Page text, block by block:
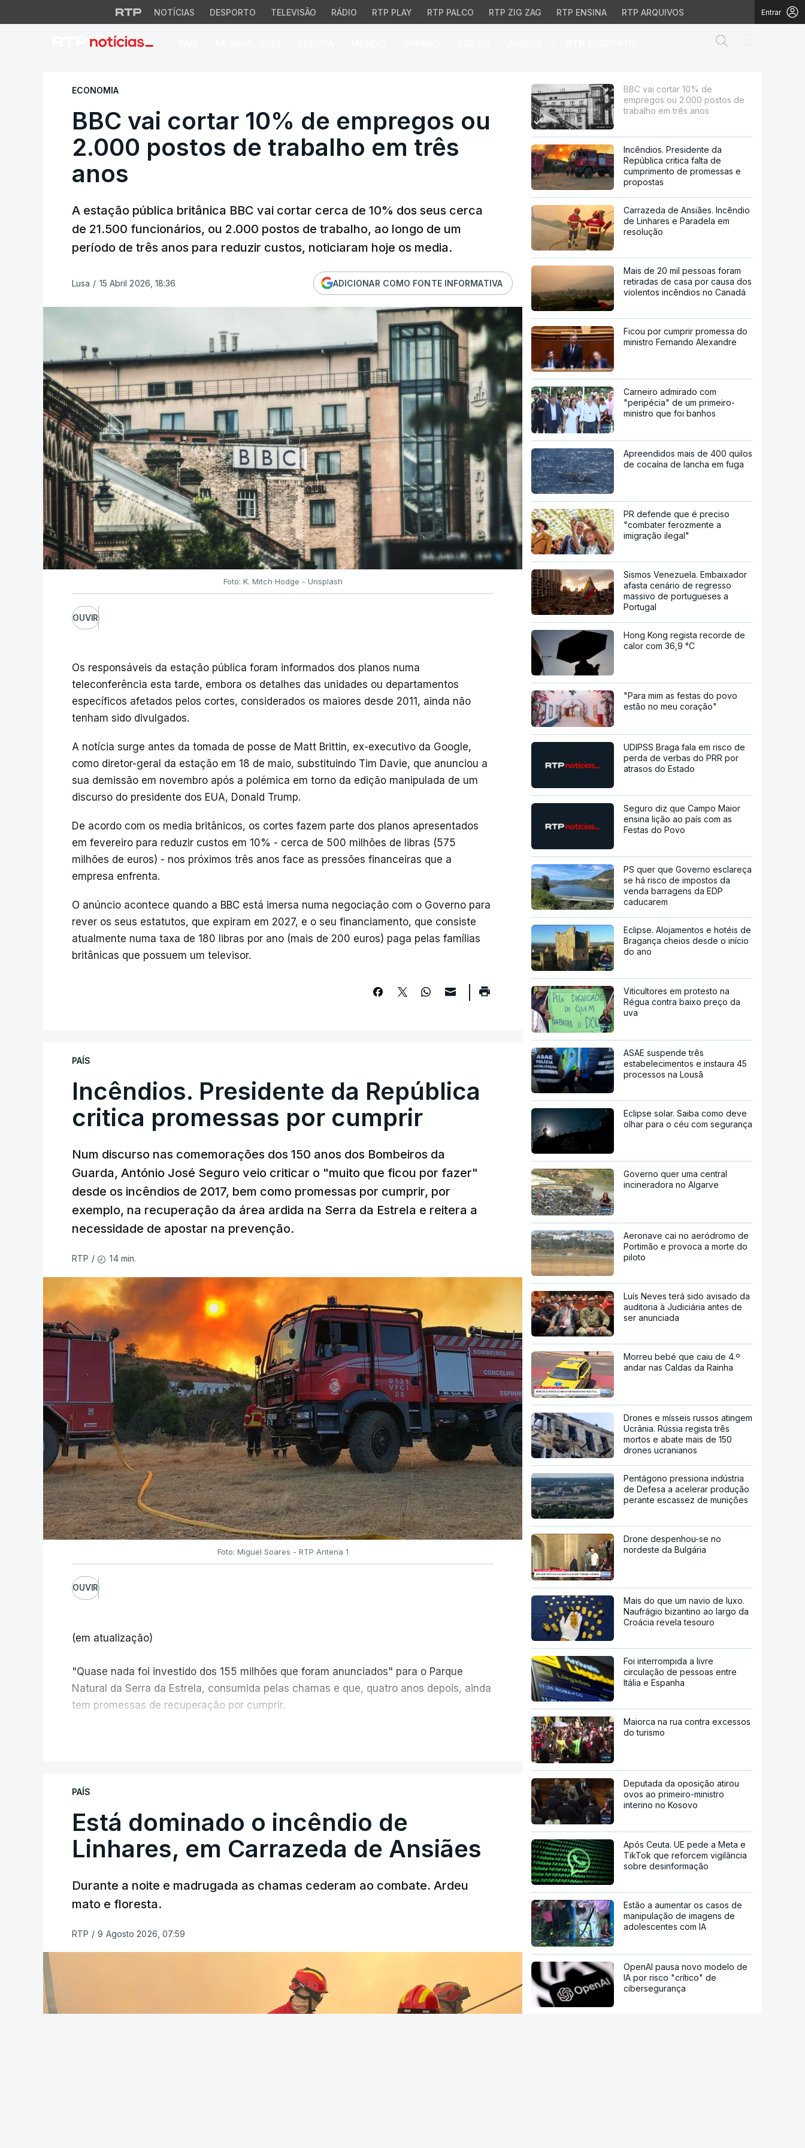
NOTÍCIAS DESPORTO TELEVISÃO RÁDIO RTP PLAY RTP PALCO RTP ZIG ZAG RTP ENSINA RTP ARQUIVOS Entrar
BBC vai cortar 10% de empregos ou 2.000 postos de trabalho
ECONOMIA
BBC vai cortar 10% de empregos ou
2.000 postos de trabalho em três
anos
A estação pública britânica BBC vai cortar cerca de 10% dos seus cerca
de 21.500 funcionários, ou 2.000 postos de trabalho, ao longo de um
período de três anos para reduzir custos, noticiaram hoje os media.
Lusa / 15 Abril 2026, 18:36 ADICIONAR COMO FONTE INFORMATIVA
Foto: K. Mitch Hodge - Unsplash
OUVIR
Os responsáveis da estação pública foram informados dos planos numa
teleconferência esta tarde, embora os detalhes das unidades ou departamentos
específicos afetados pelos cortes, considerados os maiores desde 2011, ainda não
tenham sido divulgados.
A notícia surge antes da tomada de posse de Matt Brittin, ex-executivo da Google,
como diretor-geral da estação em 18 de maio, substituindo Tim Davie, que anunciou a
sua demissão em novembro após a polémica em torno da edição manipulada de um
discurso do presidente dos EUA, Donald Trump.
De acordo com os media britânicos, os cortes fazem parte dos planos apresentados
em fevereiro para reduzir custos em 10% - cerca de 500 milhões de libras (575
milhões de euros) - nos próximos três anos face as pressões financeiras que a
empresa enfrenta.
O anúncio acontece quando a BBC está imersa numa negociação com o Governo para
rever os seus estatutos, que expiram em 2027, e o seu financiamento, que consiste
atualmente numa taxa de 180 libras por ano (mais de 200 euros) paga pelas famílias
britânicas que possuem um televisor.
PAÍS
Incêndios. Presidente da República
critica promessas por cumprir
Num discurso nas comemorações dos 150 anos dos Bombeiros da
Guarda, António José Seguro veio criticar o "muito que ficou por fazer"
desde os incêndios de 2017, bem como promessas por cumprir, por
exemplo, na recuperação da área ardida na Serra da Estrela e reitera a
necessidade de apostar na prevenção.
RTP / 14 min.
Foto: Miguel Soares - RTP Antena 1
OUVIR
(em atualização)
"Quase nada foi investido dos 155 milhões que foram anunciados" para o Parque
Natural da Serra da Estrela, consumida pelas chamas e que, quatro anos depois, ainda
tem promessas de recuperação por cumprir.
ERRO 100
ERROR ON HTML5 MEDIA ELEMENT
PAÍS
Está dominado o incêndio de
Linhares, em Carrazeda de Ansiães
Durante a noite e madrugada as chamas cederam ao combate. Ardeu
mato e floresta.
RTP / 9 Agosto 2026, 07:59
BBC vai cortar 10% de
empregos ou 2.000 postos de
trabalho em três anos
Incêndios. Presidente da
República critica falta de
cumprimento de promessas e
propostas
Carrazeda de Ansiães. Incêndio
de Linhares e Paradela em
resolução
Mais de 20 mil pessoas foram
retiradas de casa por causa dos
violentos incêndios no Canadá
Ficou por cumprir promessa do
ministro Fernando Alexandre
Carneiro admirado com
"peripécia" de um primeiro-
ministro que foi banhos
Apreendidos mais de 400 quilos
de cocaína de lancha em fuga
PR defende que é preciso
"combater ferozmente a
imigração ilegal"
Sismos Venezuela. Embaixador
afasta cenário de regresso
massivo de portugueses a
Portugal
Hong Kong regista recorde de
calor com 36,9 °C
"Para mim as festas do povo
estão no meu coração"
UDIPSS Braga fala em risco de
perda de verbas do PRR por
atrasos do Estado
Seguro diz que Campo Maior
ensina lição ao país com as
Festas do Povo
PS quer que Governo esclareça
se há risco de impostos da
venda barragens da EDP
caducarem
Eclipse. Alojamentos e hotéis de
Bragança cheios desde o início
do ano
Viticultores em protesto na
Régua contra baixo preço da
uva
ASAE suspende três
estabelecimentos e instaura 45
processos na Lousã
Eclipse solar. Saiba como deve
olhar para o céu com segurança
Governo quer uma central
incineradora no Algarve
Aeronave cai no aeródromo de
Portimão e provoca a morte do
piloto
Luís Neves terá sido avisado da
auditoria à Judiciária antes de
ser anunciada
Morreu bebé que caiu de 4.º
andar nas Caldas da Rainha
Drones e mísseis russos atingem
Ucrânia. Rússia regista três
mortos e abate mais de 150
drones ucranianos
Pentágono pressiona indústria
de Defesa a acelerar produção
perante escassez de munições
Drone despenhou-se no
nordeste da Bulgária
Mais do que um navio de luxo.
Naufrágio bizantino ao largo da
Croácia revela tesouro
Foi interrompida a livre
circulação de pessoas entre
Itália e Espanha
Maiorca na rua contra excessos
do turismo
Deputada da oposição atirou
ovos ao primeiro-ministro
interino no Kosovo
Após Ceuta. UE pede a Meta e
TikTok que reforcem vigilância
sobre desinformação
Estão a aumentar os casos de
manipulação de imagens de
adolescentes com IA
OpenAI pausa novo modelo de
IA por risco "crítico" de
cibersegurança